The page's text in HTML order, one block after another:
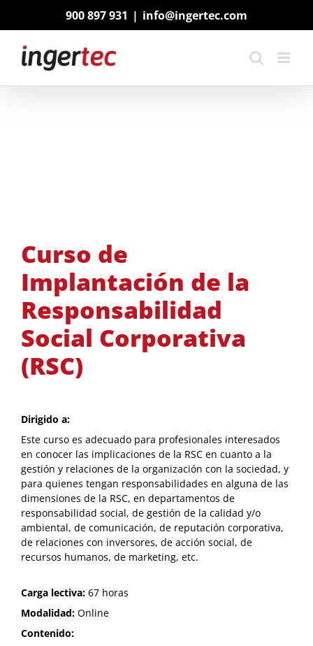
900 897 931 | info@ingertec.com
Curso de
Implantación de la
Responsabilidad
Social Corporativa
(RSC)
Dirigido a:
Este curso es adecuado para profesionales interesados
en conocer las implicaciones de la RSC en cuanto a la
gestión y relaciones de la organización con la sociedad, y
para quienes tengan responsabilidades en alguna de las
dimensiones de la RSC, en departamentos de
responsabilidad social, de gestión de la calidad y/o
ambiental, de comunicación, de reputación corporativa,
de relaciones con inversores, de acción social, de
recursos humanos, de marketing, etc.
Carga lectiva: 67 horas
Modalidad: Online
Contenido: